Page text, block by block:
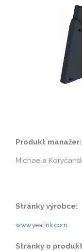
Produkt manažer:
Michaela
Stránky výrobce:
www.yealink.com
Stránky o